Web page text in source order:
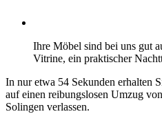
Ihre Möbel sind bei uns gut
Vitrine, ein praktischer
In nur etwa 54 Sekunden erhalten
auf einen reibungslosen Umzug
Solingen verlassen.